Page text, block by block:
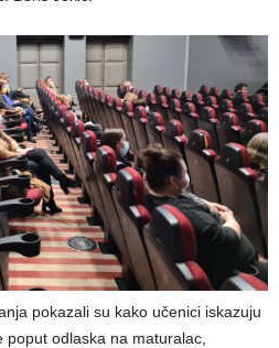
pokazali su kako učenici iskazuju
odlaska na maturalac,